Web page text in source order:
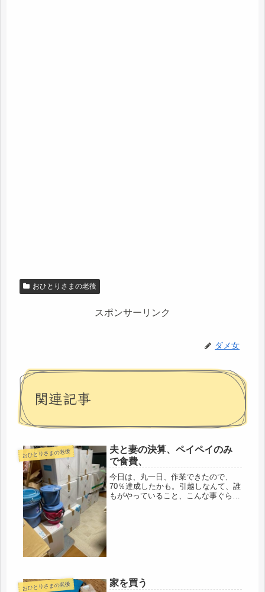
おひとりさまの老後
スポンサーリンク
ダメ女
関連記事
おひとりさまの老後
夫と妻の決算、ペイペイのみ
で食費、
今日は、丸一日、作業できたので、
70％達成したかも。引越しなんて、誰
もがやっていること、こんな事ぐらい
おひとりさまの老後 家を買う